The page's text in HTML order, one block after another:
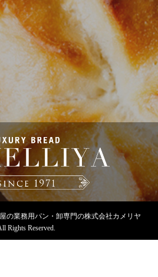
の業務用パン・卸専門の株式会社カメリヤ
Rights Reserved.